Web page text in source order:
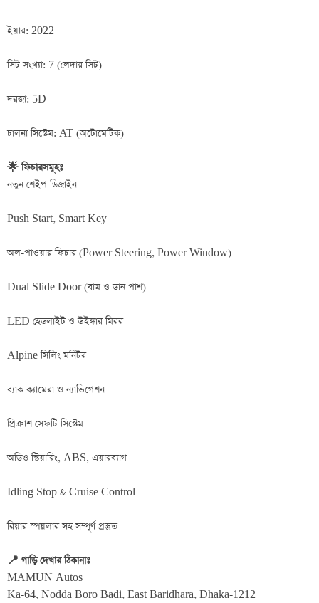
ইয়ার: 2022
সিট সংখ্যা: 7 (লেদার সিট)
দরজা: 5D
চালনা সিস্টেম: AT (অটোমেটিক)
🌟 ফিচারসমূহঃ
নতুন শেইপ ডিজাইন
Push Start, Smart Key
অল-পাওয়ার ফিচার (Power Steering, Power Window)
Dual Slide Door (বাম ও ডান পাশ)
LED হেডলাইট ও উইঙ্কার মিরর
Alpine সিলিং মনিটর
ব্যাক ক্যামেরা ও ন্যাভিগেশন
প্রিক্রাশ সেফটি সিস্টেম
অডিও স্টিয়ারিং, ABS, এয়ারব্যাগ
Idling Stop & Cruise Control
রিয়ার স্পয়লার সহ সম্পূর্ণ প্রস্তুত
📍 গাড়ি দেখার ঠিকানাঃ
MAMUN Autos
Ka-64, Nodda Boro Badi, East Baridhara, Dhaka-1212